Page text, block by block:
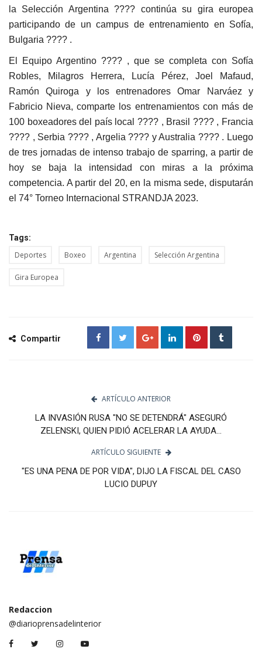
la Selección Argentina ???? continúa su gira europea
participando de un campus de entrenamiento en Sofía,
Bulgaria ???? .
El Equipo Argentino ???? , que se completa con Sofía
Robles, Milagros Herrera, Lucía Pérez, Joel Mafaud,
Ramón Quiroga y los entrenadores Omar Narváez y
Fabricio Nieva, comparte los entrenamientos con más de
100 boxeadores del país local ???? , Brasil ???? , Francia
???? , Serbia ???? , Argelia ???? y Australia ???? . Luego
de tres jornadas de intenso trabajo de sparring, a partir de
hoy se baja la intensidad con miras a la próxima
competencia. A partir del 20, en la misma sede, disputarán
el 74° Torneo Internacional STRANDJA 2023.
Tags:
Deportes Boxeo Argentina Selección Argentina
Gira Europea
Compartir
ARTÍCULO ANTERIOR
LA INVASIÓN RUSA "NO SE DETENDRÁ" ASEGURÓ
ZELENSKI, QUIEN PIDIÓ ACELERAR LA AYUDA...
ARTÍCULO SIGUIENTE
"ES UNA PENA DE POR VIDA", DIJO LA FISCAL DEL CASO
LUCIO DUPUY
Redaccion
@diarioprensadelinterior